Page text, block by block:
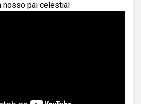
nosso pai celestial.